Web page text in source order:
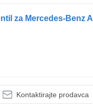
Kontaktirajte prodavca